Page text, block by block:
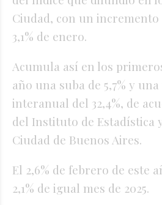
Ciudad, con un incremento
3,1% de enero.
Acumula así en los
año una suba de 5,7% y
interanual del 32,4%, de
del Instituto de Estadística
Ciudad de Buenos Aires.
El 2,6% de febrero de este
2,1% de igual mes de 2025.